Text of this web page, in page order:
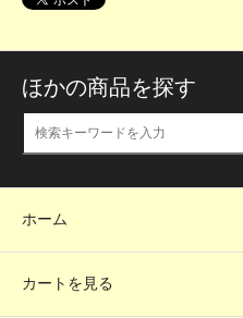
ほかの商品を探す
ホーム
カートを見る